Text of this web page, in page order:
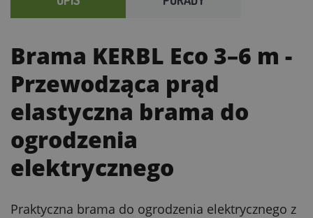
Brama KERBL Eco 3–6 m -
Przewodząca prąd
elastyczna brama do
ogrodzenia
elektrycznego
Praktyczna brama do ogrodzenia elektrycznego z